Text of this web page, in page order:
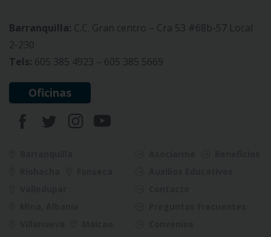
Barranquilla: C.C. Gran centro – Cra 53 #68b-57 Local
2-230
Tels: 605 385 4923 – 605 385 5669
Oficinas